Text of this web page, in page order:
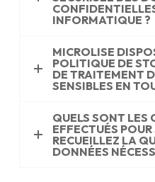
INFORMATIQUE ?
MICROLISE
POLITIQUE DE
DE TRAITEMENT
SENSIBLES EN
QUELS SONT LES
EFFECTUÉS
RECUEILLEZ LA
DONNÉES